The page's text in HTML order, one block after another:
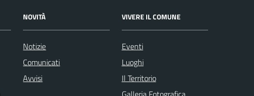
NOVITÀ
Notizie
Comunicati
Avvisi
VIVERE IL COMUNE
Eventi
Luoghi
Il Territorio